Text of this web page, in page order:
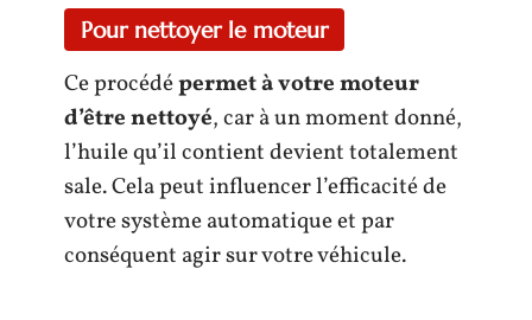
Pour nettoyer le moteur
Ce procédépermet à votre moteur
d’être nettoyé, car à un moment donné,
l’huile qu’il contient devient totalement
sale. Cela peut influencer l’efficacité de
votre système automatique et par
conséquent agir sur votre véhicule.